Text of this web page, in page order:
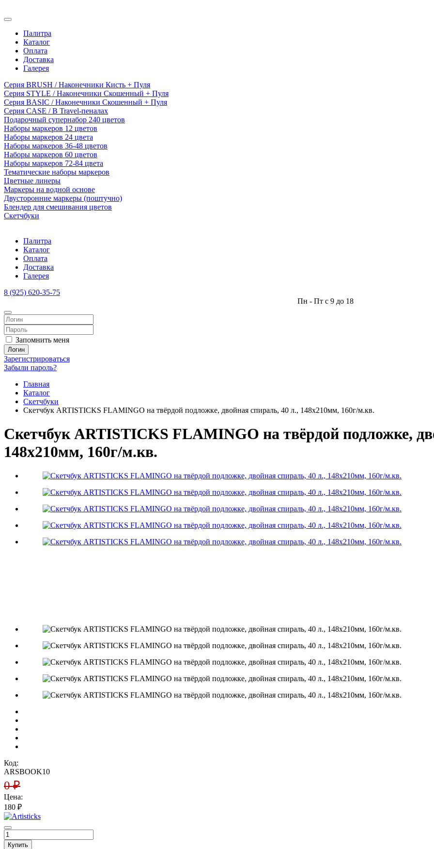
Палитра
Каталог
Оплата
Доставка
Галерея
Серия BRUSH / Наконечники Кисть + Пуля
Серия STYLE / Наконечники Скошенный + Пуля
Серия BASIC / Наконечники Скошенный + Пуля
Серия CASE / В Travel-пеналах
Подарочный супернабор 240 цветов
Наборы маркеров 12 цветов
Наборы маркеров 24 цвета
Наборы маркеров 36-48 цветов
Наборы маркеров 60 цветов
Наборы маркеров 72-84 цвета
Тематические наборы маркеров
Цветные линеры
Маркеры на водной основе
Двусторонние маркеры (поштучно)
Блендер для смешивания цветов
Скетчбуки
Палитра
Каталог
Оплата
Доставка
Галерея
8 (925) 620-35-75
Пн - Пт с 9 до 18
Запомнить меня
Логин
Зарегистрироваться
Забыли пароль?
Главная
Каталог
Скетчбуки
Скетчбук ARTISTICKS FLAMINGO на твёрдой подложке, двойная спираль, 40 л., 148х210мм, 160г/м.кв.
Скетчбук ARTISTICKS FLAMINGO на твёрдой подложке,
148х210мм, 160г/м.кв.
Код:
ARSBOOK10
0₽
Цена:
180 ₽
Купить